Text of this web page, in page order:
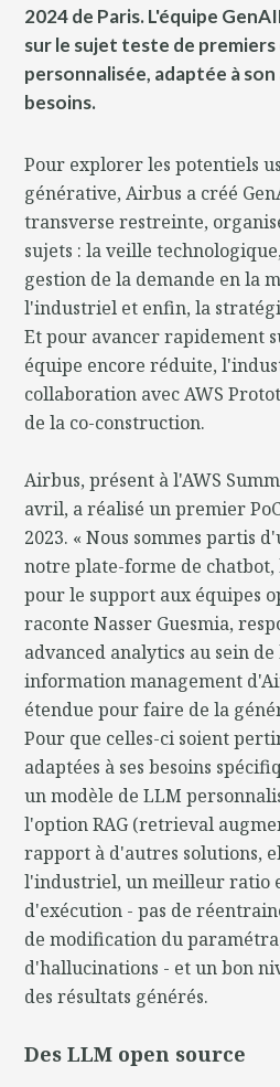
2024 de Paris. L'équipe
sur le sujet teste de premiers
personnalisée, adaptée à
besoins.
Pour explorer les potentiels
générative, Airbus a créé
transverse restreinte,
sujets : la veille
gestion de la demande en la
l'industriel et enfin, la
Et pour avancer rapidement
équipe encore réduite,
collaboration avec AWS
de la co-construction.
Airbus, présent à l'AWS
avril, a réalisé un premier
2023. « Nous sommes partis
notre plate-forme de chatbot,
pour le support aux équipes
raconte Nasser Guesmia,
advanced analytics au sein
information management
étendue pour faire de la
Pour que celles-ci soient
adaptées à ses besoins
un modèle de LLM
l'option RAG (retrieval
rapport à d'autres solutions,
l'industriel, un meilleur ratio
d'exécution - pas de
de modification du
d'hallucinations - et un bon
des résultats générés.
Des LLM open source